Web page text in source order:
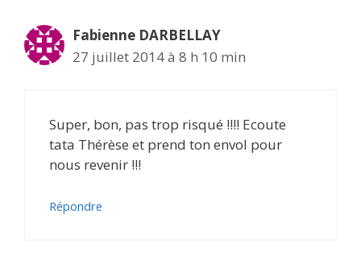
Fabienne DARBELLAY
27 juillet 2014 à 8 h 10 min
Super, bon, pas trop risqué !!!! Ecoute
tata Thérèse et prend ton envol pour
nous revenir !!!
Répondre